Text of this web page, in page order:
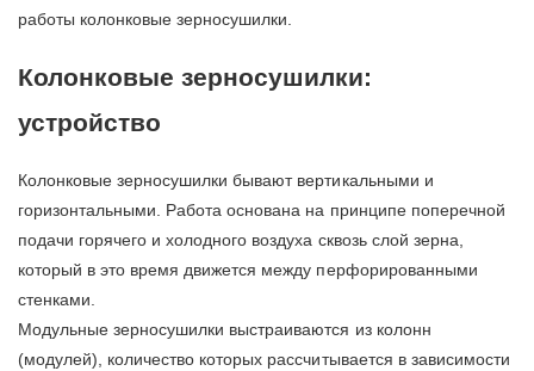
работы колонковые зерносушилки.
Колонковые зерносушилки:
устройство
Колонковые зерносушилки бывают вертикальными и
горизонтальными. Работа основана на принципе поперечной
подачи горячего и холодного воздуха сквозь слой зерна,
который в это время движется между перфорированными
стенками.
Модульные зерносушилки выстраиваются из колонн
(модулей), количество которых рассчитывается в зависимости